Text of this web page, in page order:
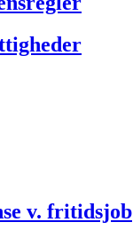
v. fritidsjob